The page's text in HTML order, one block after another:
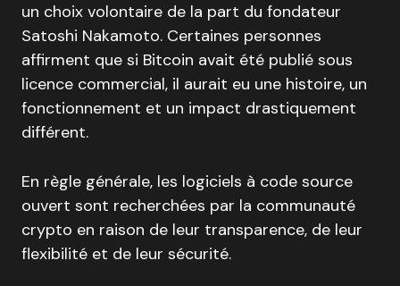
un choix volontaire de la part du fondateur
Satoshi Nakamoto. Certaines personnes
affirment que si Bitcoin avait été publié sous
licence commercial, il aurait eu une histoire, un
fonctionnement et un impact drastiquement
différent.
En règle générale, les logiciels à code source
ouvert sont recherchées par la communauté
crypto en raison de leur transparence, de leur
flexibilité et de leur sécurité.